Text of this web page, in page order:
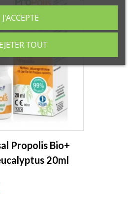
Propolis Bio+
20ml
TOUT
J'ACCEPTE